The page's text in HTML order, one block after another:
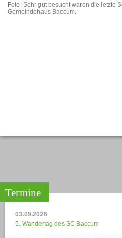
Foto: Sehr gut besucht waren die letzte
Gemeindehaus Baccum.
Termine
03.09.2026
5. Wandertag des SC Baccum